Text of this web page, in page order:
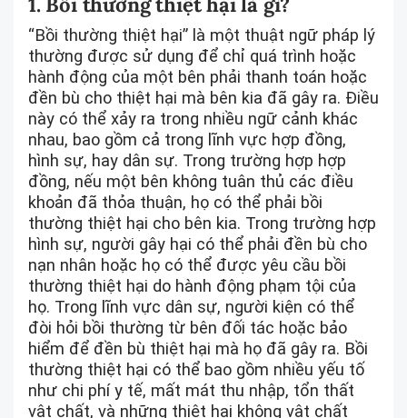
“Bồi thường thiệt hại” là một thuật ngữ pháp lý
thường được sử dụng để chỉ quá trình hoặc
hành động của một bên phải thanh toán hoặc
đền bù cho thiệt hại mà bên kia đã gây ra. Điều
này có thể xảy ra trong nhiều ngữ cảnh khác
nhau, bao gồm cả trong lĩnh vực hợp đồng,
hình sự, hay dân sự. Trong trường hợp hợp
đồng, nếu một bên không tuân thủ các điều
khoản đã thỏa thuận, họ có thể phải bồi
thường thiệt hại cho bên kia. Trong trường hợp
hình sự, người gây hại có thể phải đền bù cho
nạn nhân hoặc họ có thể được yêu cầu bồi
thường thiệt hại do hành động phạm tội của
họ. Trong lĩnh vực dân sự, người kiện có thể
đòi hỏi bồi thường từ bên đối tác hoặc bảo
hiểm để đền bù thiệt hại mà họ đã gây ra. Bồi
thường thiệt hại có thể bao gồm nhiều yếu tố
như chi phí y tế, mất mát thu nhập, tổn thất
vật chất, và những thiệt hại không vật chất